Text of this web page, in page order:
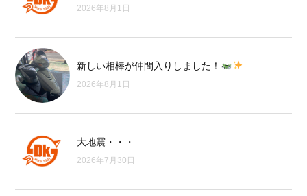
2026年8月1日
新しい相棒が仲間入りしました！
2026年8月1日
大地震・・・
2026年7月30日